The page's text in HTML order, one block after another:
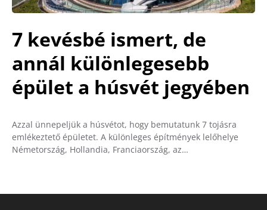
7 kevésbé ismert, de
annál különlegesebb
épület a húsvét jegyében
Azzal ünnepeljük a húsvétot, hogy bemutatunk 7 tojásra
emlékeztető épületet. A különleges építmények lelőhelye
Németország, Hollandia, Franciaország, az…